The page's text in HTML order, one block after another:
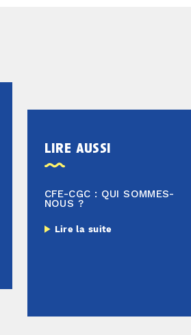
lire aussi
CFE-CGC : QUI SOMMES-
NOUS ?
Lire la suite